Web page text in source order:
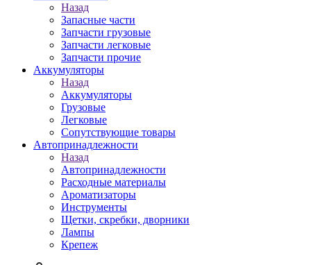
Назад
Запасные части
Запчасти грузовые
Запчасти легковые
Запчасти прочие
Аккумуляторы
Назад
Аккумуляторы
Грузовые
Легковые
Сопутствующие товары
Автопринадлежности
Назад
Автопринадлежности
Расходные материалы
Ароматизаторы
Инструменты
Щетки, скребки, дворники
Лампы
Крепеж